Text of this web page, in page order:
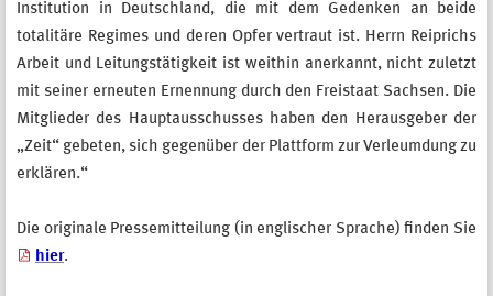
Institution in Deutschland, die mit dem Gedenken an beide
totalitäre Regimes und deren Opfer vertraut ist. Herrn Reiprichs
Arbeit und Leitungstätigkeit ist weithin anerkannt, nicht zuletzt
mit seiner erneuten Ernennung durch den Freistaat Sachsen. Die
Mitglieder des Hauptausschusses haben den Herausgeber der
„Zeit“ gebeten, sich gegenüber der Plattform zur Verleumdung zu
erklären.“
Die originale Pressemitteilung (in englischer Sprache) finden Sie
hier.